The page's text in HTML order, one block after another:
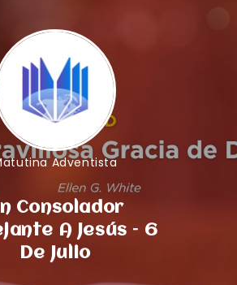
Adventista
Consolador
A Jesús – 6
De Julio